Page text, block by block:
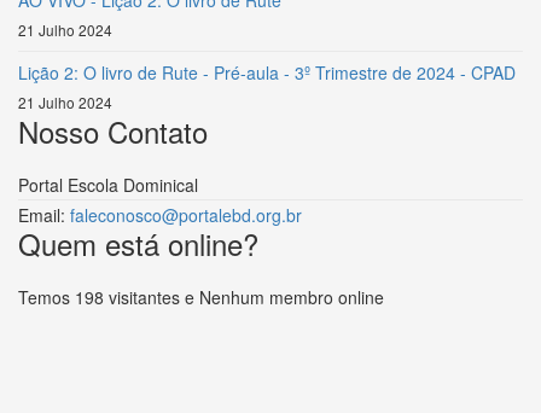
21 Julho 2024
Lição 2: O livro de Rute - Pré-aula - 3º Trimestre de 2024 - CPAD
21 Julho 2024
Nosso Contato
Portal Escola Dominical
Email: faleconosco@portalebd.org.br
Quem está online?
Temos 198 visitantes e Nenhum membro online